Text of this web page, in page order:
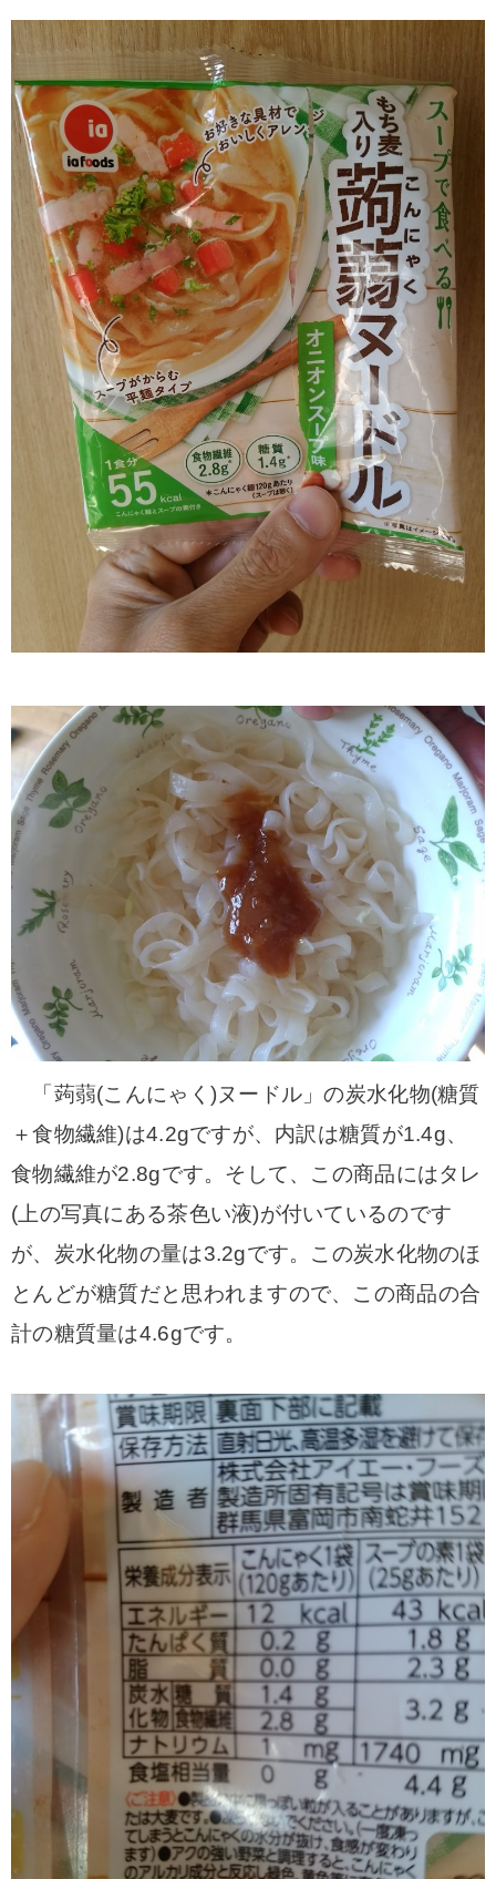
「蒟蒻(こんにゃく)ヌードル」の炭水化物(糖質
＋食物繊維)は4.2gですが、内訳は糖質が1.4g、
食物繊維が2.8gです。そして、この商品にはタレ
(上の写真にある茶色い液)が付いているのです
が、炭水化物の量は3.2gです。この炭水化物のほ
とんどが糖質だと思われますので、この商品の合
計の糖質量は4.6gです。